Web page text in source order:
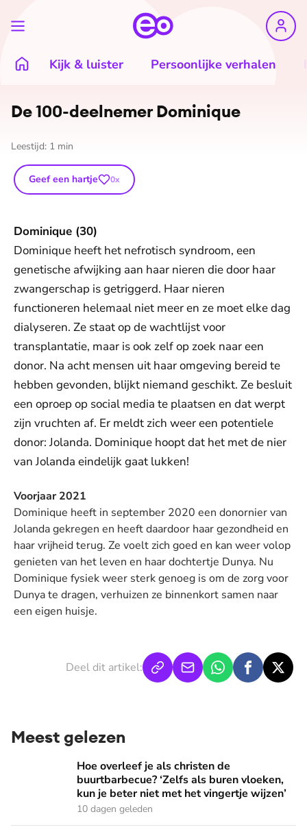
Kijk & luister Persoonlijke verhalen
De 100-deelnemer Dominique
Leestijd: 1 min
Geef een hartje 0x
Dominique (30)
Dominique heeft het nefrotisch syndroom, een
genetische afwijking aan haar nieren die door haar
zwangerschap is getriggerd. Haar nieren
functioneren helemaal niet meer en ze moet elke dag
dialyseren. Ze staat op de wachtlijst voor
transplantatie, maar is ook zelf op zoek naar een
donor. Na acht mensen uit haar omgeving bereid te
hebben gevonden, blijkt niemand geschikt. Ze besluit
een oproep op social media te plaatsen en dat werpt
zijn vruchten af. Er meldt zich weer een potentiele
donor: Jolanda. Dominique hoopt dat het met de nier
van Jolanda eindelijk gaat lukken!
Voorjaar 2021
Dominique heeft in september 2020 een donornier van
Jolanda gekregen en heeft daardoor haar gezondheid en
haar vrijheid terug. Ze voelt zich goed en kan weer volop
genieten van het leven en haar dochtertje Dunya. Nu
Dominique fysiek weer sterk genoeg is om de zorg voor
Dunya te dragen, verhuizen ze binnenkort samen naar
een eigen huisje.
Deel dit artikel:
Meest gelezen
Hoe overleef je als christen de buurtbarbecue? ‘Zelfs als
Hoe overleef je als christen de
buurtbarbecue? ‘Zelfs als buren vloeken,
kun je beter niet met het vingertje wijzen’
10 dagen geleden